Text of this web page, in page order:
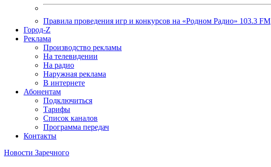
Правила проведения игр и конкурсов на «Родном Радио» 103.3 FM
Город-Z
Реклама
Производство рекламы
На телевидении
На радио
Наружная реклама
В интернете
Абонентам
Подключиться
Тарифы
Список каналов
Программа передач
Контакты
Новости Заречного